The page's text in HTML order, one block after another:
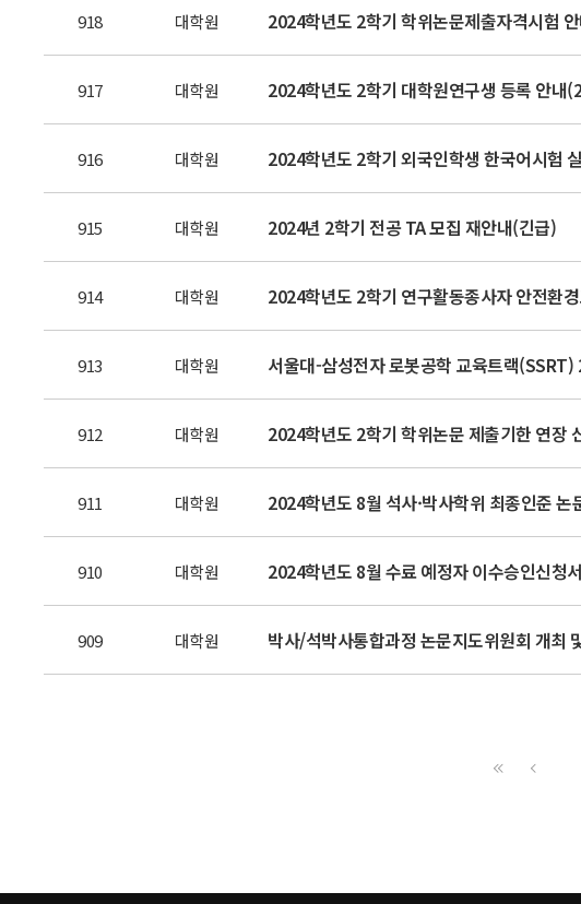
918 대학원 2024학년도 2학기 학위논문제출자격시험
917 대학원 2024학년도 2학기 대학원연구생 등록 안내
916 대학원 2024학년도 2학기 외국인학생 한국어시험
915 대학원 2024년 2학기 전공 TA 모집 재안내(긴급)
914 대학원 2024학년도 2학기 연구활동종사자 안전환
913 대학원 서울대-삼성전자 로봇공학 교육트랙
912 대학원 2024학년도 2학기 학위논문 제출기한 연장
911 대학원 2024학년도 8월 석사·박사학위 최종인준
910 대학원 2024학년도 8월 수료 예정자 이수승인신
909 대학원 박사/석박사통합과정 논문지도위원회 개최